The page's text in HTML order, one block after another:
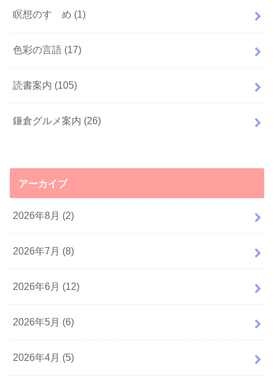
瞑想のすゝめ (1)
色彩の言語 (17)
読書案内 (105)
鎌倉グルメ案内 (26)
アーカイブ
2026年8月 (2)
2026年7月 (8)
2026年6月 (12)
2026年5月 (6)
2026年4月 (5)